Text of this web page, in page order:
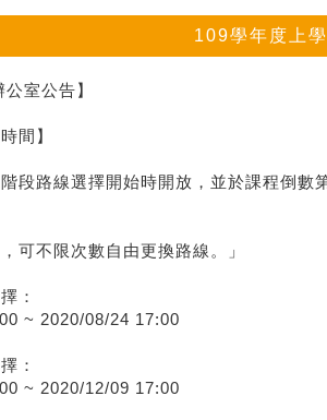
109學年度上
公室公告】
間】
段路線選擇開始時開放，並於課程倒數
可不限次數自由更換路線。」
：
~ 2020/08/24 17:00
：
~ 2020/12/09 17:00